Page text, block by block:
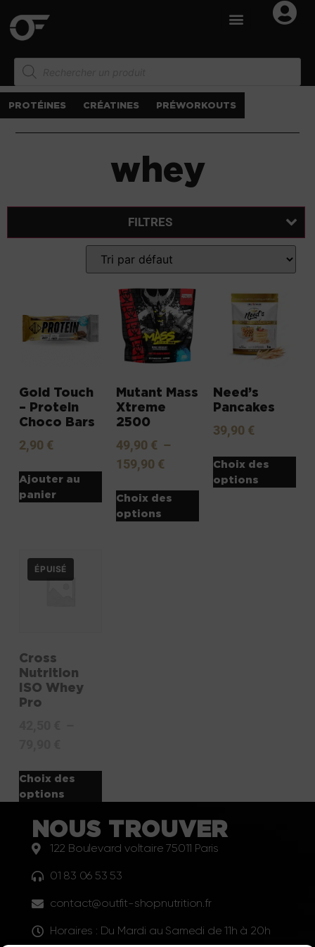
PROTÉINES CRÉATINES PRÉWORKOUTS
whey
FILTRES
Gold Touch
– Protein
Choco Bars
2,90 €
Ajouter au
panier
Mutant Mass
Xtreme
2500
49,90 € –
159,90 €
Choix des
options
Need’s
Pancakes
39,90 €
Choix des
options
Cross
Nutrition
ISO Whey
Pro
Choix des
options
NOUS TROUVER
122 Boulevard voltaire 75011 Paris
01 83 06 53 53
contact@outfit-shopnutrition.fr
Horaires : Du Mardi au Samedi de 11h à 20h